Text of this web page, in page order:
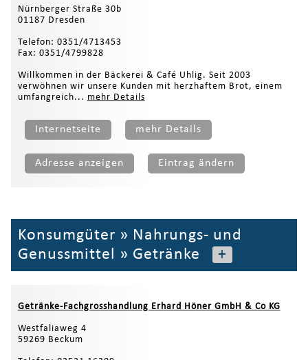
Nürnberger Straße 30b
01187 Dresden
Telefon: 0351/4713453
Fax: 0351/4799828
Willkommen in der Bäckerei & Café Uhlig. Seit 2003
verwöhnen wir unsere Kunden mit herzhaftem Brot, einem
umfangreich... mehr Details
Internetseite mehr Details
Adresse anzeigen Eintrag ändern
Konsumgüter » Nahrungs- und
Genussmittel
» Getränke +
Getränke-Fachgrosshandlung Erhard Höner GmbH & Co KG
Westfaliaweg 4
59269 Beckum